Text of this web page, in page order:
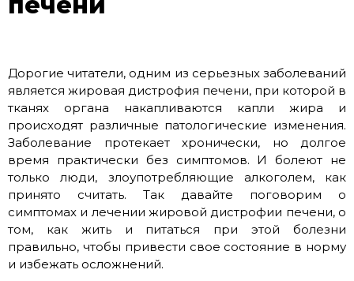
Дорогие читатели, одним из серьезных заболеваний
является жировая дистрофия печени, при которой в
тканях органа накапливаются капли жира и
происходят различные патологические изменения.
Заболевание протекает хронически, но долгое
время практически без симптомов. И болеют не
только люди, злоупотребляющие алкоголем, как
принято считать. Так давайте поговорим о
симптомах и лечении жировой дистрофии печени, о
том, как жить и питаться при этой болезни
правильно, чтобы привести свое состояние в норму
и избежать осложнений.